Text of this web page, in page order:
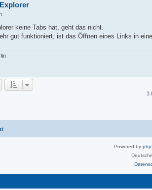
keine Tabs hat, geht das nicht.
gut funktioniert, ist das Öffnen eines Links in
3
Powered by